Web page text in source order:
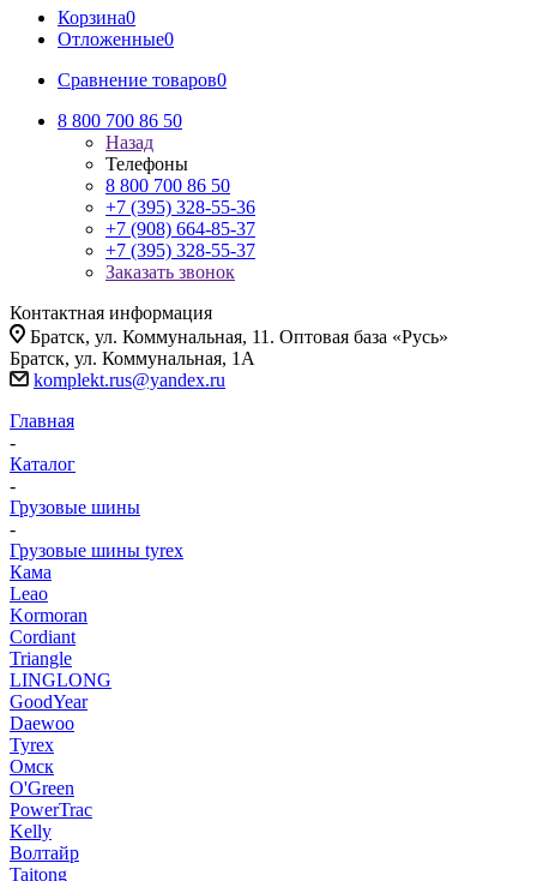
Корзина0
Отложенные0
Сравнение товаров0
8 800 700 86 50
Назад
Телефоны
8 800 700 86 50
+7 (395) 328-55-36
+7 (908) 664-85-37
+7 (395) 328-55-37
Заказать звонок
Контактная информация
Братск, ул. Коммунальная, 11. Оптовая база «Русь»
Братск, ул. Коммунальная, 1А
komplekt.rus@yandex.ru
Главная
-
Каталог
-
Грузовые шины
-
Грузовые шины tyrex
Кама
Leao
Kormoran
Cordiant
Triangle
LINGLONG
GoodYear
Daewoo
Tyrex
Омск
O'Green
PowerTrac
Kelly
Волтайр
Taitong